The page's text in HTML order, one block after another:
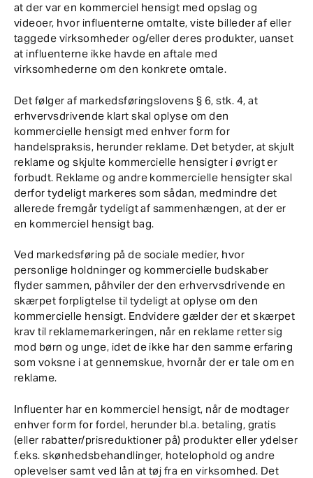
at der var en kommerciel hensigt med opslag og
videoer, hvor influenterne omtalte, viste billeder af eller
taggede virksomheder og/eller deres produkter, uanset
at influenterne ikke havde en aftale med
virksomhederne om den konkrete omtale.
Det følger af markedsføringslovens § 6, stk. 4, at
erhvervsdrivende klart skal oplyse om den
kommercielle hensigt med enhver form for
handelspraksis, herunder reklame. Det betyder, at skjult
reklame og skjulte kommercielle hensigter i øvrigt er
forbudt. Reklame og andre kommercielle hensigter skal
derfor tydeligt markeres som sådan, medmindre det
allerede fremgår tydeligt af sammenhængen, at der er
en kommerciel hensigt bag.
Ved markedsføring på de sociale medier, hvor
personlige holdninger og kommercielle budskaber
flyder sammen, påhviler der den erhvervsdrivende en
skærpet forpligtelse til tydeligt at oplyse om den
kommercielle hensigt. Endvidere gælder der et skærpet
krav til reklamemarkeringen, når en reklame retter sig
mod børn og unge, idet de ikke har den samme erfaring
som voksne i at gennemskue, hvornår der er tale om en
reklame.
Influenter har en kommerciel hensigt, når de modtager
enhver form for fordel, herunder bl.a. betaling, gratis
(eller rabatter/prisreduktioner på) produkter eller ydelser
f.eks. skønhedsbehandlinger, hotelophold og andre
oplevelser samt ved lån at tøj fra en virksomhed. Det